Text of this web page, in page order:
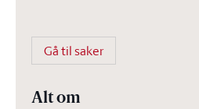
Gå til saker
Alt om